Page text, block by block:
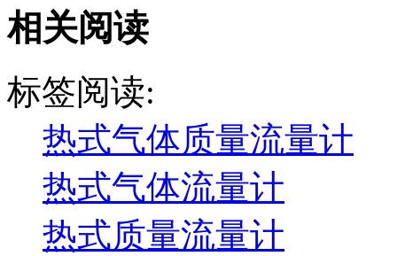
相关阅读
标签阅读:
热式气体质量流量计
热式气体流量计
热式质量流量计